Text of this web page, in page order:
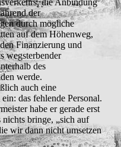
die Anbindung
der
durch mögliche
auf dem Höhenweg,
Finanzierung und
wegsterbender
des
werde.
auch eine
das fehlende Personal.
habe er gerade erst
nichts bringe, „sich auf
wir dann nicht umsetzen